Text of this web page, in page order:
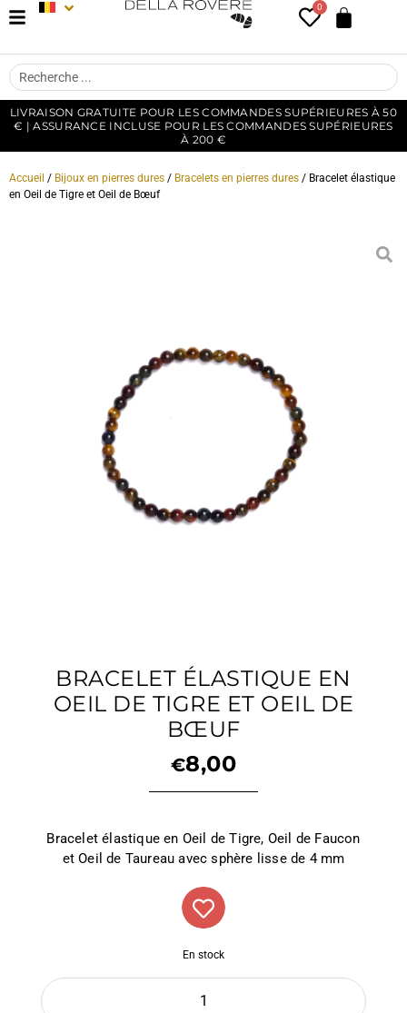
0
LIVRAISON GRATUITE POUR LES COMMANDES SUPÉRIEURES À 50
€ | ASSURANCE INCLUSE POUR LES COMMANDES SUPÉRIEURES
À 200 €
Accueil / Bijoux en pierres dures / Bracelets en pierres dures / Bracelet élastique
en Oeil de Tigre et Oeil de Bœuf
BRACELET ÉLASTIQUE EN
OEIL DE TIGRE ET OEIL DE
BŒUF
€8,00
Bracelet élastique en Oeil de Tigre, Oeil de Faucon
et Oeil de Taureau avec sphère lisse de 4 mm
En stock